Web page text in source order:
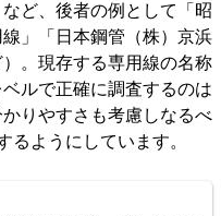
ど、後者の例として「昭
」「日本鋼管（株）京浜
。現存する専用線の名称
ルで正確に調査するのは
りやすさも考慮しなるべ
るようにしています。